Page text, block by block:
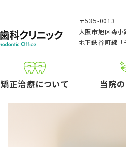
〒535-0013
大阪市旭区森
地下鉄谷町線
矯正治療について 当院